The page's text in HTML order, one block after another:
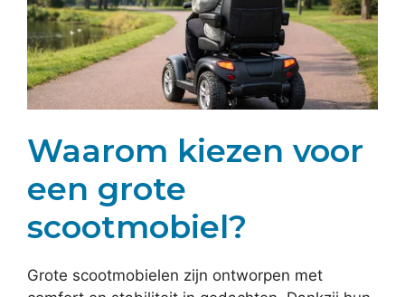
Waarom kiezen voor
een grote
scootmobiel?
Grote scootmobielen zijn ontworpen met